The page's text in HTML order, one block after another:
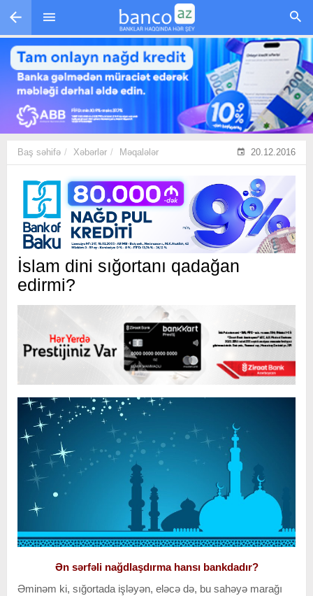
Skip to main content
Baş səhifə Xəbərlər Məqalələr 20.12.2016
İslam dini sığortanı qadağan
edirmi?
Ən sərfəli nağdlaşdırma hansı bankdadır?
Əminəm ki, sığortada işləyən, eləcə də, bu sahəyə marağı